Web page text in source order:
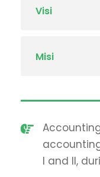
Visi
Misi
I and II,